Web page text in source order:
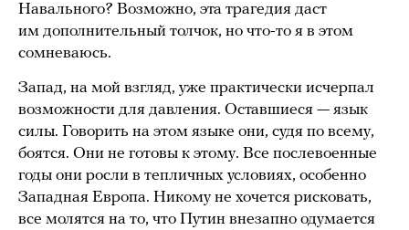
Навального? Возможно, эта трагедия даст
им дополнительный толчок, но что-то я в этом
сомневаюсь.
Запад, на мой взгляд, уже практически исчерпал
возможности для давления. Оставшиеся — язык
силы. Говорить на этом языке они, судя по всему,
боятся. Они не готовы к этому. Все послевоенные
годы они росли в тепличных условиях, особенно
Западная Европа. Никому не хочется рисковать,
все молятся на то, что Путин внезапно одумается